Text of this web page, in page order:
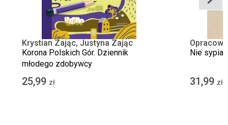
Krystian Zając, Justyna Zając
Korona Polskich Gór. Dziennik
młodego zdobywcy
25,99 zł
Nie
31,99 zł